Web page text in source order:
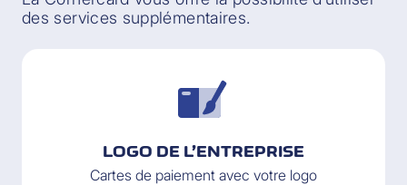
des services supplémentaires.
LOGO DE L’ENTREPRISE
Cartes de paiement avec votre logo